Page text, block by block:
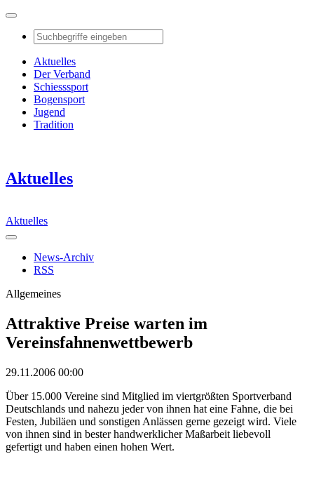
Aktuelles
Der Verband
Schiesssport
Bogensport
Jugend
Tradition
Aktuelles
Aktuelles
News-Archiv
RSS
Allgemeines
Attraktive Preise warten im
Vereinsfahnenwettbewerb
29.11.2006 00:00
Über 15.000 Vereine sind Mitglied im viertgrößten Sportverband
Deutschlands und nahezu jeder von ihnen hat eine Fahne, die bei
Festen, Jubiläen und sonstigen Anlässen gerne gezeigt wird. Viele
von ihnen sind in bester handwerklicher Maßarbeit liebevoll
gefertigt und haben einen hohen Wert.